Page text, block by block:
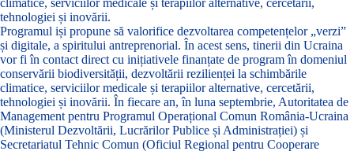
tehnologiei și inovării.
Programul iși propune să valorifice dezvoltarea competențelor „verzi”
și digitale, a spiritului antreprenorial. În acest sens, tinerii din Ucraina
vor fi în contact direct cu inițiativele finanțate de program în domeniul
conservării biodiversității, dezvoltării rezilienței la schimbările
climatice, serviciilor medicale și terapiilor alternative, cercetării,
tehnologiei și inovării. În fiecare an, în luna septembrie, Autoritatea de
Management pentru Programul Operațional Comun România-Ucraina
(Ministerul Dezvoltării, Lucrărilor Publice și Administrației) și
Secretariatul Tehnic Comun (Oficiul Regional pentru Cooperare